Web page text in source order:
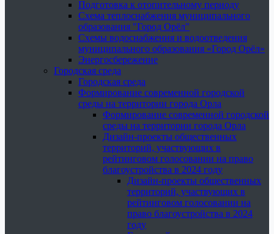
Подготовка к отопительному периоду
Схема теплоснабжения муниципального
образования "Город Орёл"
Схемы водоснабжения и водоотведения
муниципального образования «Город Орёл»
Энергосбережение
Городская среда
Городская среда
Формирование современной городской
среды на территории города Орла
Формирование современной городской
среды на территории города Орла
Дизайн-проекты общественных
территорий, участвующих в
рейтинговом голосовании на право
благоустройства в 2024 году
Дизайн-проекты общественных
территорий, участвующих в
рейтинговом голосовании на
право благоустройства в 2024
году